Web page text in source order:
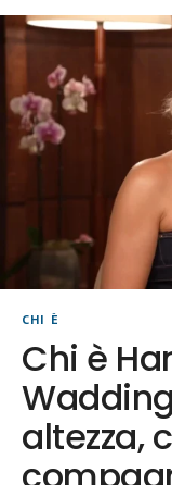
CHI È
Chi è
altezza,